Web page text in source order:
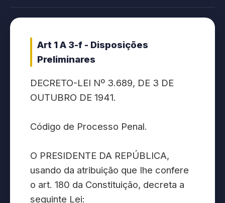
Art 1 A 3-f - Disposições
Preliminares
DECRETO-LEI Nº 3.689, DE 3 DE
OUTUBRO DE 1941.
Código de Processo Penal.
O PRESIDENTE DA REPÚBLICA,
usando da atribuição que Ihe confere
o art. 180 da Constituição, decreta a
seguinte Lei: